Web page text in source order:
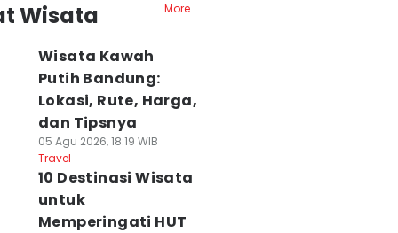
Wisata
More
Wisata Kawah
Putih Bandung:
Lokasi, Rute, Harga,
dan Tipsnya
05 Agu 2026, 18:19 WIB
Travel
10 Destinasi Wisata
untuk
Memperingati HUT